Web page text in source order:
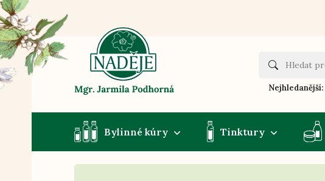
Nejhledanější:
Bylinné kúry Tinktury